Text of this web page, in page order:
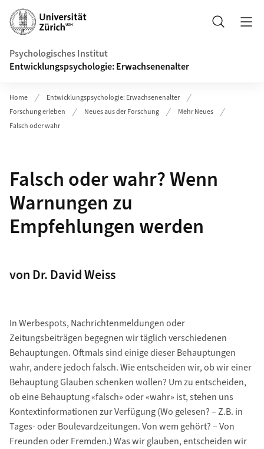
Header
Suche
Psychologisches Institut
Entwicklungspsychologie: Erwachsenenalter
Home
Entwicklungspsychologie: Erwachsenenalter
Forschung erleben
Neues aus der Forschung
Mehr Neues
Falsch oder wahr
Falsch oder wahr? Wenn
Warnungen zu
Empfehlungen werden
von Dr. David Weiss
In Werbespots, Nachrichtenmeldungen oder
Zeitungsbeiträgen begegnen wir täglich verschiedenen
Behauptungen. Oftmals sind einige dieser Behauptungen
wahr, andere jedoch falsch. Wie entscheiden wir, ob wir einer
Behauptung Glauben schenken wollen? Um zu entscheiden,
ob eine Behauptung «falsch» oder «wahr» ist, stehen uns
Kontextinformationen zur Verfügung (Wo gelesen? – Z.B. in
Tages- oder Boulevardzeitungen. Von wem gehört? – Von
Freunden oder Fremden.) Was wir glauben, entscheiden wir